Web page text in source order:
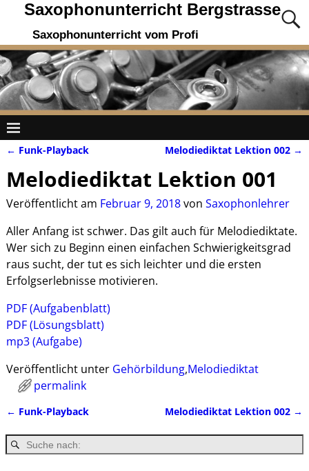
Saxophonunterricht Bergstrasse
Saxophonunterricht vom Profi
← Funk-Playback Melodiediktat Lektion 002 →
Melodiediktat Lektion 001
Veröffentlicht am Februar 9, 2018von Saxophonlehrer
Aller Anfang ist schwer. Das gilt auch für Melodiediktate.
Wer sich zu Beginn einen einfachen Schwierigkeitsgrad
raus sucht, der tut es sich leichter und die ersten
Erfolgserlebnisse motivieren.
PDF (Aufgabenblatt)
PDF (Lösungsblatt)
mp3 (Aufgabe)
Veröffentlicht unter Gehörbildung,Melodiediktat
permalink
← Funk-Playback Melodiediktat Lektion 002 →